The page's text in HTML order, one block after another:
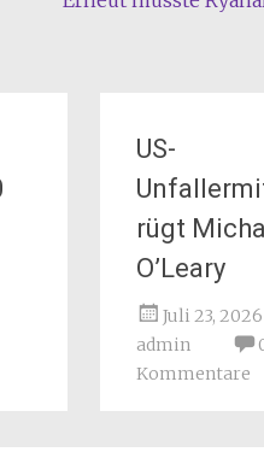
US-
rügt
O’Leary
Juli 23, 2026
admin
Kommentare